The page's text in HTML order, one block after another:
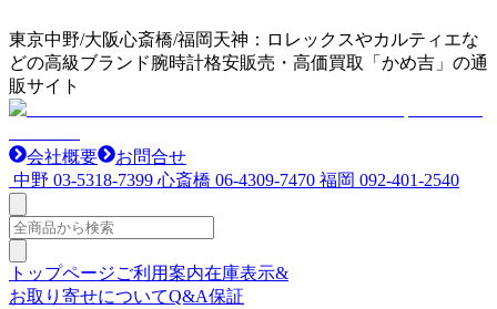
東京中野/大阪心斎橋/福岡天神：ロレックスやカルティエな
どの高級ブランド腕時計格安販売・高価買取「かめ吉」の通
販サイト
会社概要
お問合せ
中野 03-5318-7399 心斎橋 06-4309-7470 福岡 092-401-2540
トップページご利用案内在庫表示&
お取り寄せについてQ&A保証